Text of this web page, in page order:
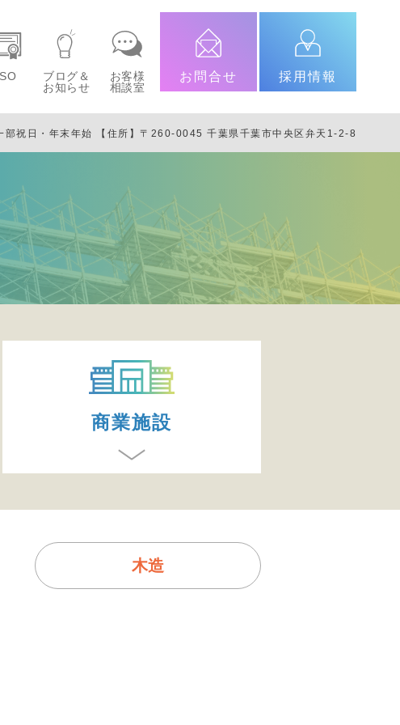
ブログ＆
お知らせ
お客様
相談室
お問合せ 採用情報
部祝日・年末年始 【住所】〒260-0045 千葉県千葉市中央区弁天1-2-8
商業施設
木造